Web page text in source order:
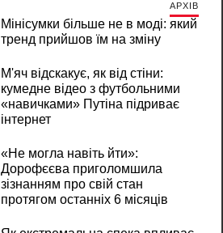
АРХІВ
Мінісумки більше не в моді: який
тренд прийшов їм на зміну
М'яч відскакує, як від стіни:
кумедне відео з футбольними
«навичками» Путіна підриває
інтернет
«Не могла навіть йти»:
Дорофєєва приголомшила
зізнанням про свій стан
протягом останніх 6 місяців